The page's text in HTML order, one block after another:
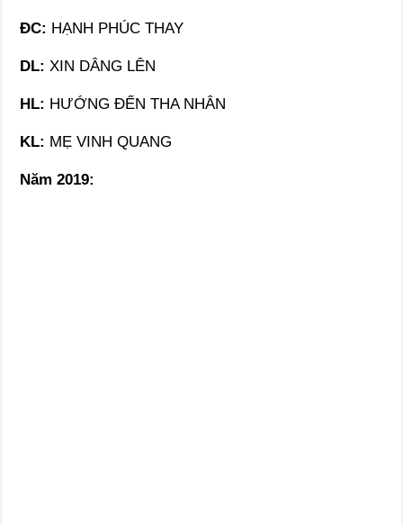
ĐC: HẠNH PHÚC THAY
DL: XIN DÂNG LÊN
HL: HƯỚNG ĐẾN THA NHÂN
KL: MẸ VINH QUANG
Năm 2019: